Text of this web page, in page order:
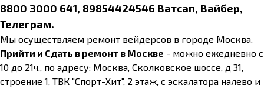
8800 3000 641, 89854424546 Ватсап, Вайбер,
Телеграм.
Мы осуществляем ремонт вейдерсов в городе Москва.
Прийти и Сдать в ремонт в Москве - можно ежедневно с
10 до 21ч., по адресу: Москва, Сколковское шоссе, д 31,
строение 1, ТВК "Спорт-Хит", 2 этаж, с эскалатора налево и